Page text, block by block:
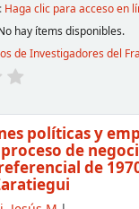
Haga clic para acceso en
hay ítems disponibles.
de Investigadores del
políticas y
de
de